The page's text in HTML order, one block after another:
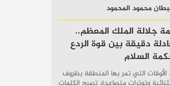
محمود المحمود
جلالة الملك المعظم..
دقيقة بين قوة الردع
السلام
التي تمر بها المنطقة بظروف
وتوترات متصاعدة، تصبح الكلمات